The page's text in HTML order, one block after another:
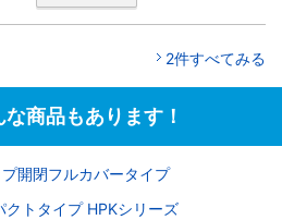
2件すべてみる
商品もあります！
開閉フルカバータイプ
トタイプ HPKシリーズ